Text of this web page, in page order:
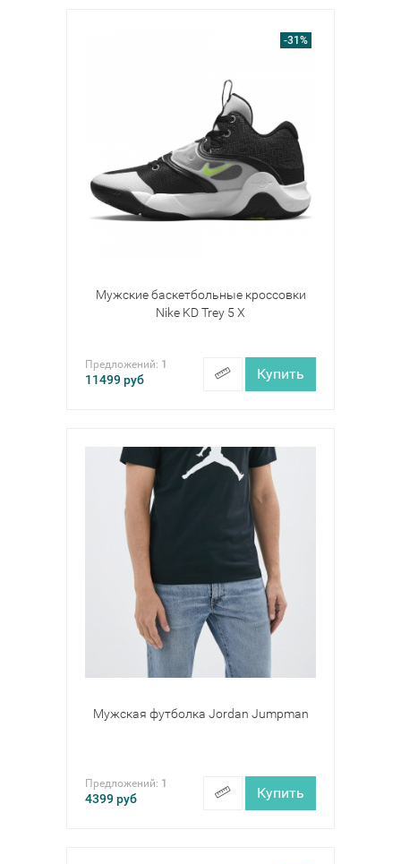
-31%
Мужские баскетбольные кроссовки
Nike KD Trey 5 X
Предложений: 1
11499руб Купить
Мужская футболка Jordan Jumpman
Предложений: 1
4399руб Купить